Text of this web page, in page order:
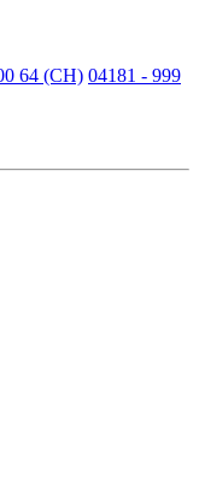
64 (CH) 04181 - 999